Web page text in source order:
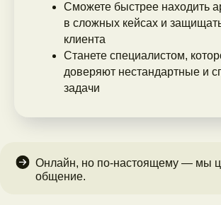
Сможете быстрее находить
в сложных кейсах и
клиента
Станете специалистом,
доверяют нестандартные и
задачи
Онлайн, но по-настоящему — мы
общение.